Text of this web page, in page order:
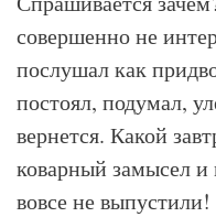
совершенно не
послушал как
постоял, подумал,
вернется. Какой
коварный замысел и
вовсе не